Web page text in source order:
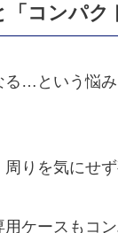
コンパク
…という悩
りを気にせ
ケースもコン